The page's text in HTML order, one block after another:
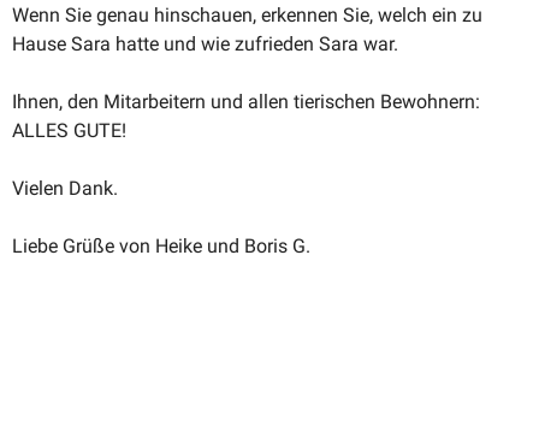
Wenn Sie genau hinschauen, erkennen Sie, welch ein zu
Hause Sara hatte und wie zufrieden Sara war.
Ihnen, den Mitar­beitern und allen tieri­schen Bewohnern:
ALLES GUTE!
Vielen Dank.
Liebe Grüße von Heike und Boris G.